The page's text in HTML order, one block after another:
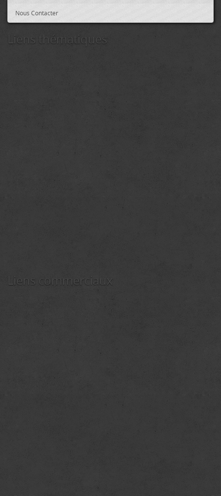
Nous Contacter
Liens thématiques
Liens commerciaux